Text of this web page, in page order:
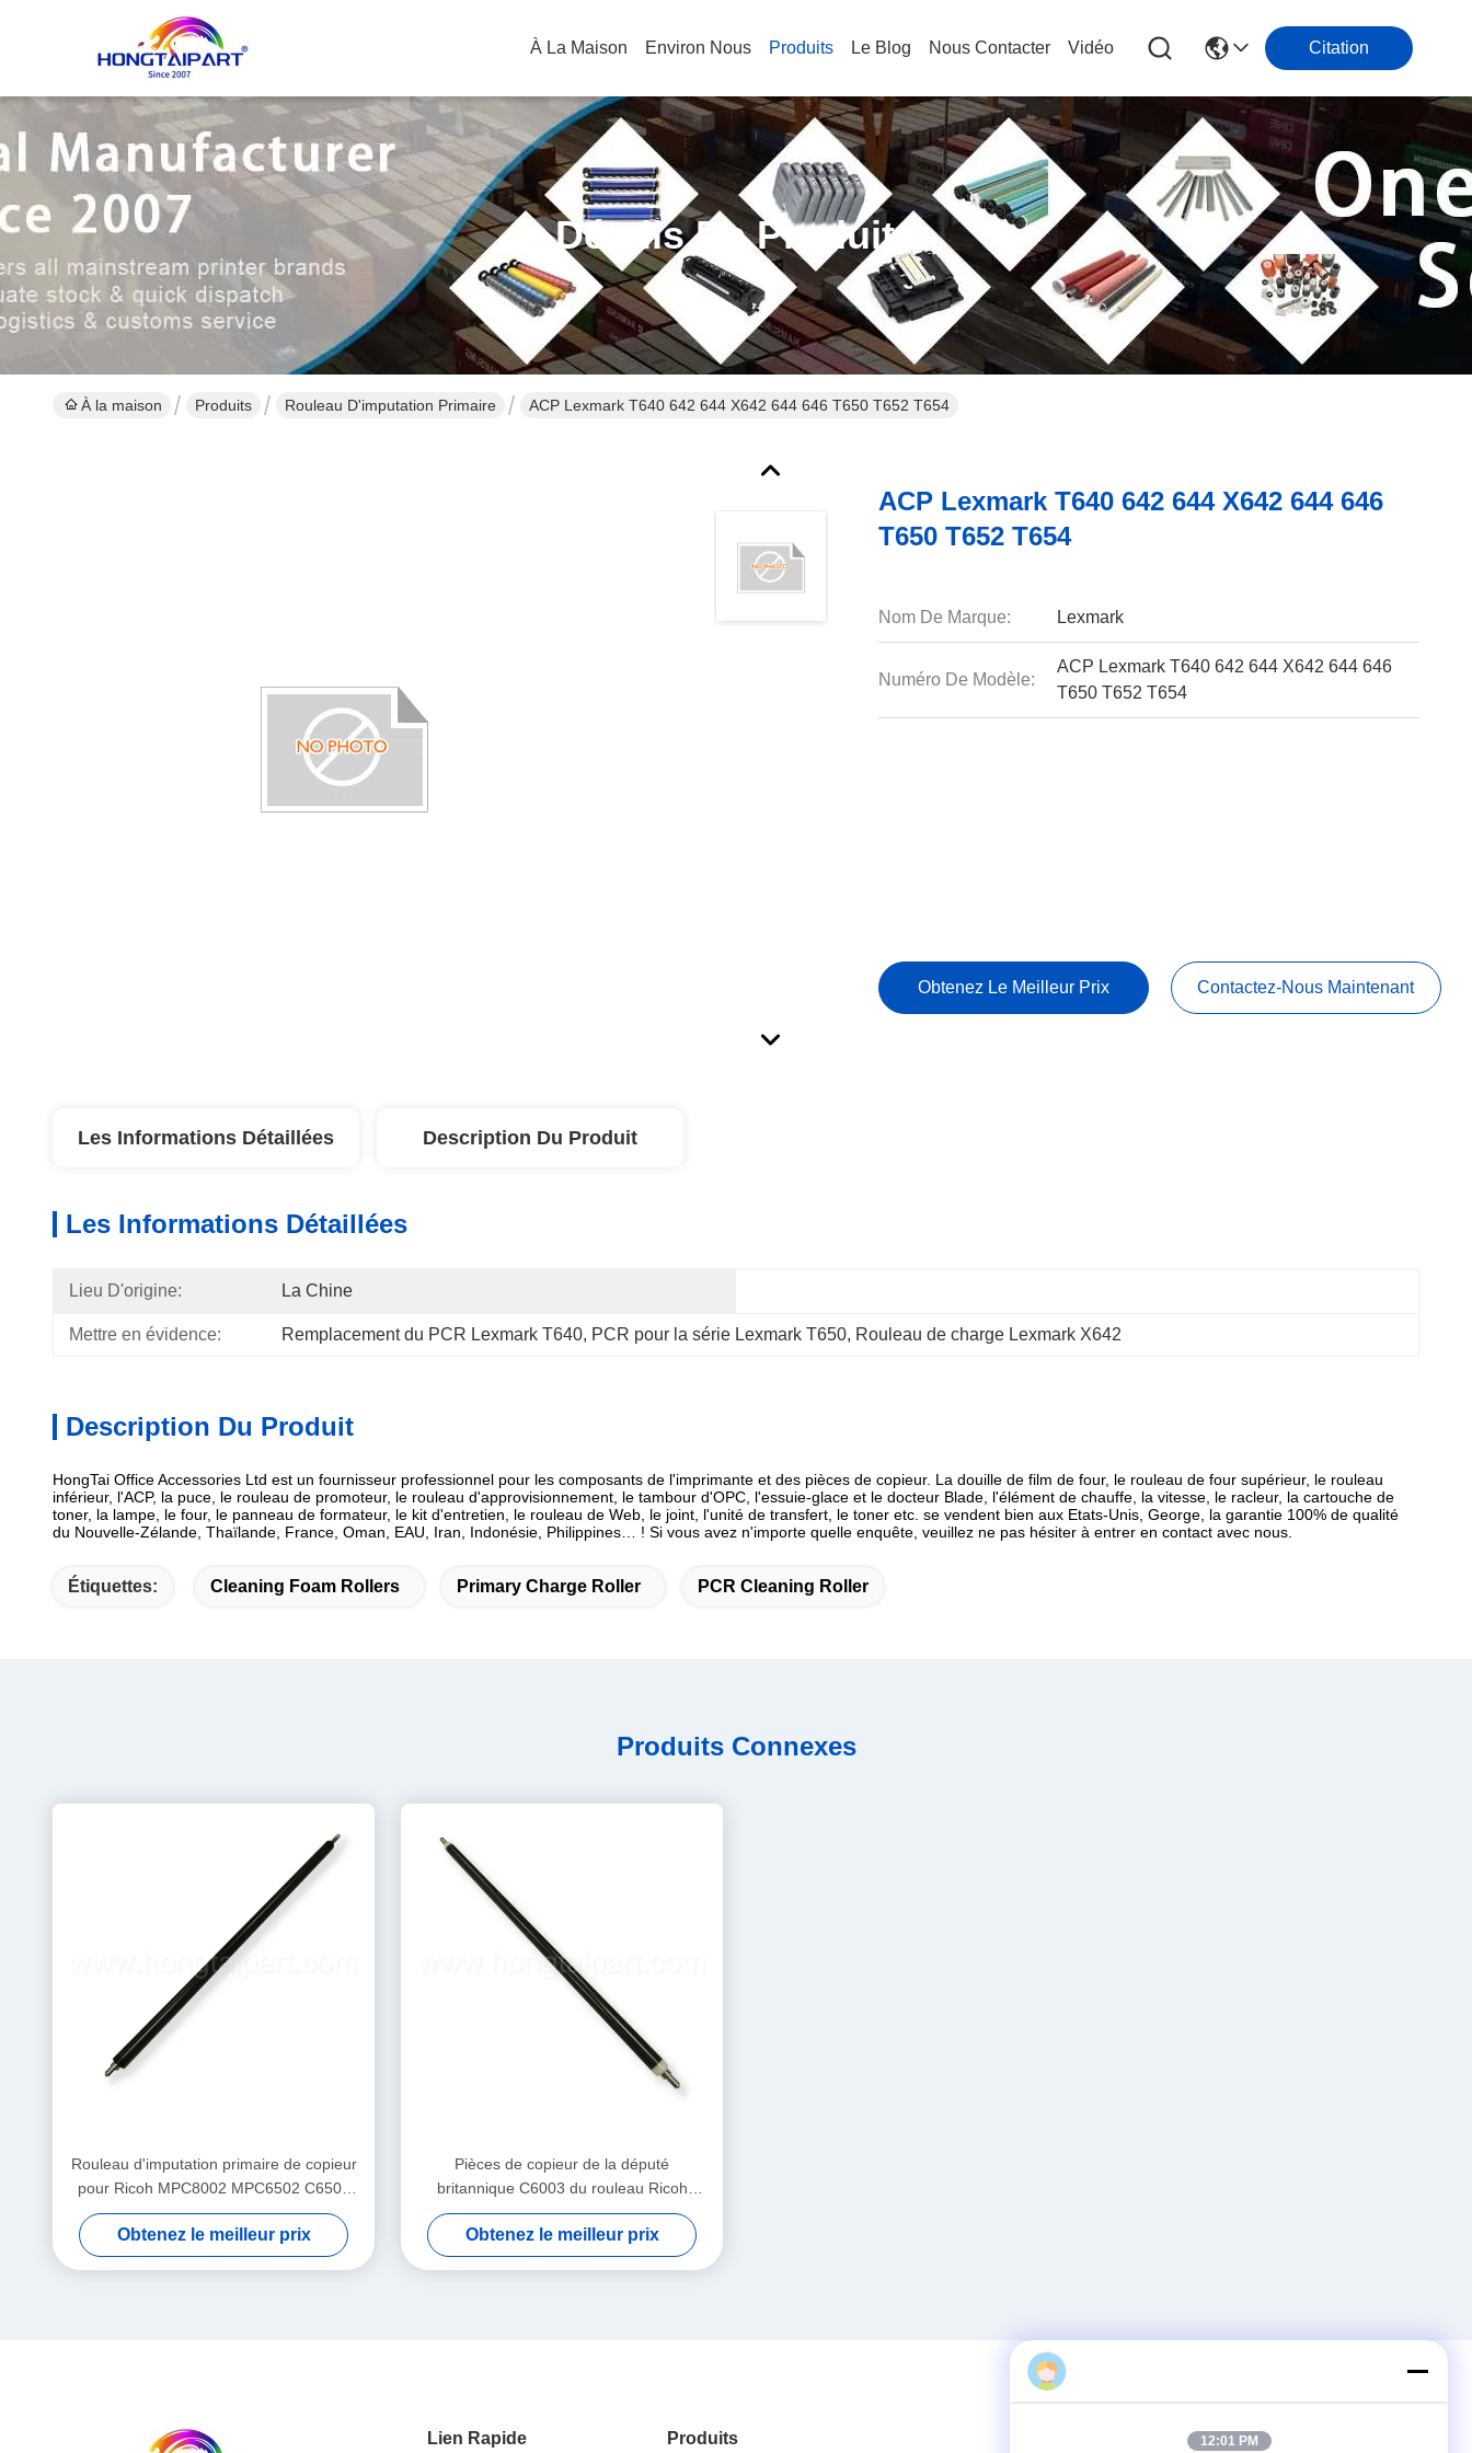
À La Maison Environ Nous Produits Le Blog Nous Contacter Vidéo Citation
Détails De Produits
À la maison Produits Rouleau D'imputation Primaire ACP Lexmark T640 642 644 X642 644 646 T650 T652 T654
ACP Lexmark T640 642 644 X642 644 646
T650 T652 T654
Nom De Marque: Lexmark
Numéro De Modèle:
ACP Lexmark T640 642 644 X642 644 646
T650 T652 T654
Obtenez Le Meilleur Prix Contactez-Nous Maintenant
Les Informations Détaillées Description Du Produit
Les Informations Détaillées
Lieu D'origine: La Chine
Mettre en évidence: Remplacement du PCR Lexmark T640, PCR pour la série Lexmark T650, Rouleau de charge Lexmark X642
Description Du Produit
HongTai Office Accessories Ltd est un fournisseur professionnel pour les composants de l'imprimante et des pièces de copieur. La douille de film de four, le rouleau de four supérieur, le rouleau
inférieur, l'ACP, la puce, le rouleau de promoteur, le rouleau d'approvisionnement, le tambour d'OPC, l'essuie-glace et le docteur Blade, l'élément de chauffe, la vitesse, le racleur, la cartouche de
toner, la lampe, le four, le panneau de formateur, le kit d'entretien, le rouleau de Web, le joint, l'unité de transfert, le toner etc. se vendent bien aux Etats-Unis, George, la garantie 100% de qualité
du Nouvelle-Zélande, Thaïlande, France, Oman, EAU, Iran, Indonésie, Philippines… ! Si vous avez n'importe quelle enquête, veuillez ne pas hésiter à entrer en contact avec nous.
Étiquettes: Cleaning Foam Rollers Primary Charge Roller PCR Cleaning Roller
Produits Connexes
Rouleau d'imputation primaire de copieur
pour Ricoh MPC8002 MPC6502 C6502
pro C751 C751S C5110
Obtenez le meilleur prix
Pièces de copieur de la député
britannique C6003 du rouleau Ricoh
d'imputation primaire d'ACP
Obtenez le meilleur prix
Lien Rapide Produits Contactez rapidement
12:01 PM